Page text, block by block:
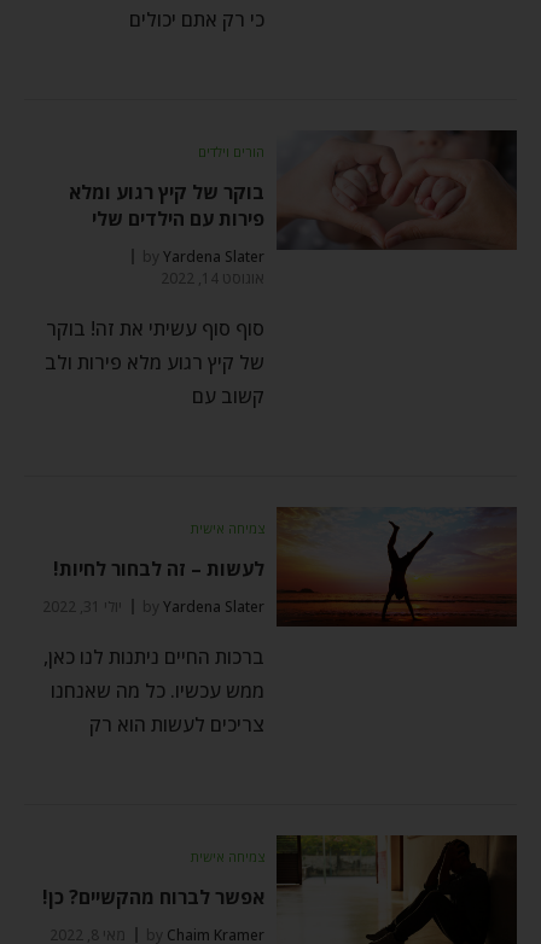
כי רק אתם יכולים
הורים וילדים
בוקר של קיץ רגוע ומלא
פירות עם הילדים שלי
byYardena Slater
אוגוסט 14, 2022
סוף סוף עשיתי את זה! בוקר
של קיץ רגוע מלא פירות ולב
קשוב עם
צמיחה אישית
לעשות – זה לבחור לחיות!
byYardena Slater יולי 31, 2022
ברכות החיים ניתנות לנו כאן,
ממש עכשיו. כל מה שאנחנו
צריכים לעשות הוא רק
צמיחה אישית
אפשר לברוח מהקשיים? כן!
by Chaim Kramer מאי 8, 2022